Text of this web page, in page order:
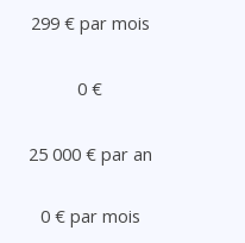
299 € par mois
0 €
25 000 € par an
0 € par mois